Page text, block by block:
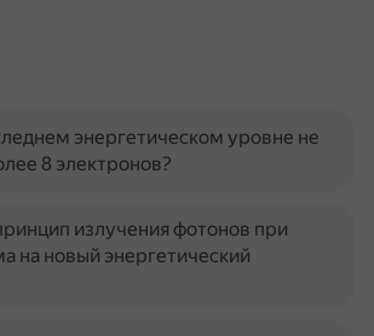
энергетическом уровне не
8 электронов?
излучения фотонов при
на новый энергетический